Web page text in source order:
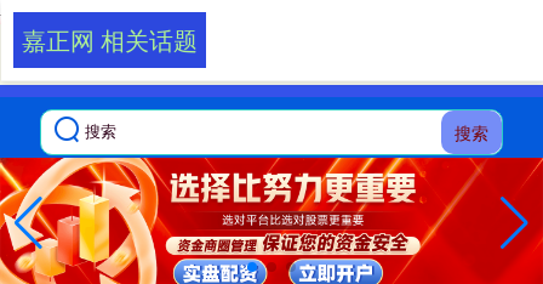
-->
搜索
嘉正网 相关话题